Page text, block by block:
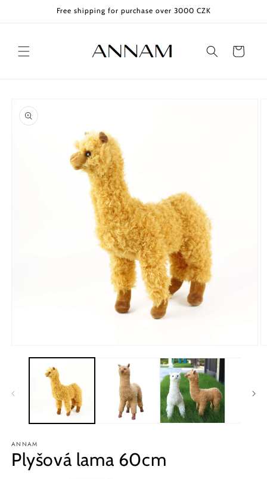
Free shipping for purchase over 3000 CZK
Cart
product
information
media
ANNAM
Plyšová lama 60cm